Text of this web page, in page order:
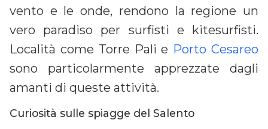
vento e le onde, rendono la regione un
vero paradiso per surfisti e kitesurfisti.
Località come Torre Pali e Porto Cesareo
sono particolarmente apprezzate dagli
amanti di queste attività.
Curiosità sulle spiagge del Salento